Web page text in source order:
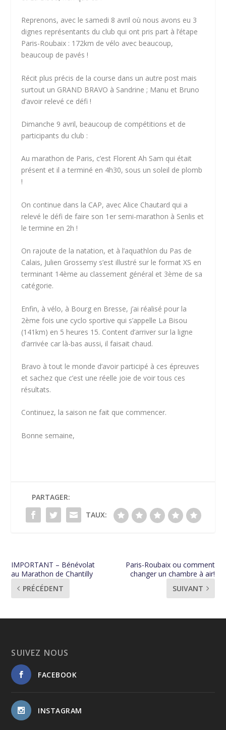
Reprenons, avec le samedi 8 avril où nous avons eu 3
dignes représentants du club qui ont pris part à l’étape
Paris-Roubaix : 172km de vélo avec beaucoup,
beaucoup de pavés !
Récit plus précis de la course dans un autre post mais
surtout un GRAND BRAVO à Sandrine ; Manu et Bruno
d’avoir relevé ce défi !
Dimanche 9 avril, beaucoup de compétitions et de
participants du club :
Au marathon de Paris, c’est Florent Ah Sam qui était
présent et il a terminé en 4h30, sous un soleil de plomb
!
On continue dans la CAP, avec Alice Chautard qui a
relevé le défi de faire son 1er semi-marathon à Senlis et
le termine en 2h !
On rajoute de la natation, et à l’aquathlon du Pas de
Calais, Julien Grossemy s’est illustré sur le format XS en
terminant 14ème au classement général et 3ème de sa
catégorie.
Enfin, à vélo, à Bourg en Bresse, j’ai réalisé pour la
2ème fois une cyclo sportive qui s’appelle La Bisou
(141km) en 5 heures 15. Content d’arriver sur la ligne
d’arrivée car là-bas aussi, il faisait chaud.
Bravo à tout le monde d’avoir participé à ces épreuves
et sachez que c’est une réelle joie de voir tous ces
résultats.
Continuez, la saison ne fait que commencer.
Bonne semaine,
PARTAGER:
TAUX:
IMPORTANT – Bénévolat
au Marathon de Chantilly
PRÉCÉDENT
Paris-Roubaix ou comment
changer un chambre à air!
SUIVANT
SUIVEZ NOUS
FACEBOOK
INSTAGRAM